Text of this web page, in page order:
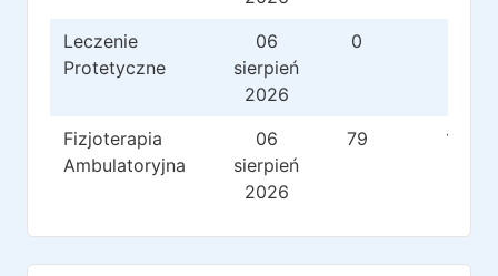
Leczenie
Protetyczne
06
sierpień
2026
0
Fizjoterapia
Ambulatoryjna
06
sierpień
2026
79 119